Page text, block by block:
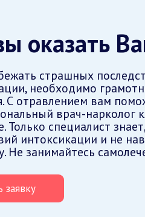
оказать
страшных
необходимо
С отравлением вам
врач-нарколог
Только специалист
интоксикации и не
Не занимайтесь
заявку